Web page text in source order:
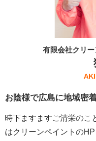
有限会社クリ
お陰様で広島に地域密
時下ますますご清栄のこ
はクリーンペイントの